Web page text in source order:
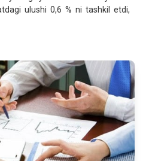
ulushi 0,6 % ni tashkil etdi,